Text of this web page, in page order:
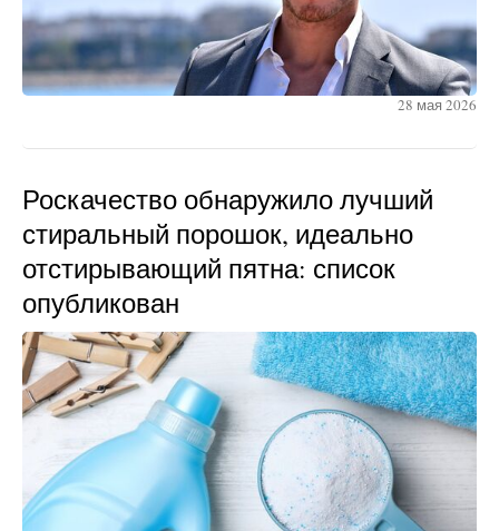
28 мая 2026
Роскачество обнаружило лучший
стиральный порошок, идеально
отстирывающий пятна: список
опубликован